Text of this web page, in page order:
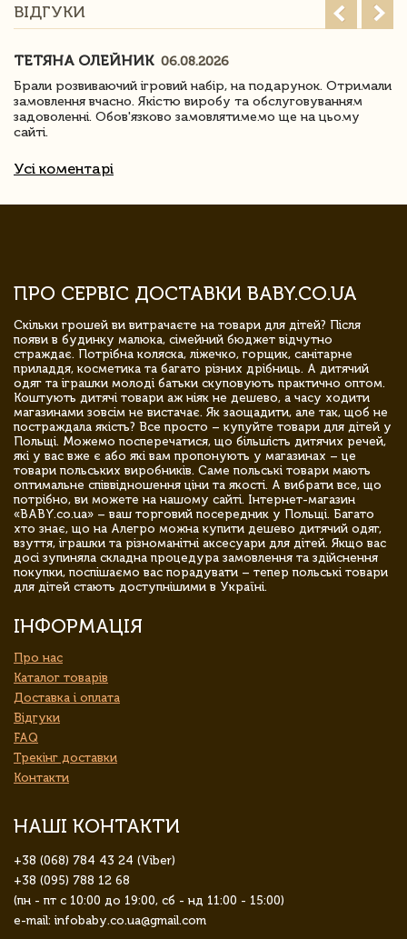
ВІДГУКИ
ТЕТЯНА ОЛЕЙНИК 06.08.2026
Брали розвиваючий ігровий набір, на подарунок. Отримали
замовлення вчасно. Якістю виробу та обслуговуванням
задоволенні. Обов'язково замовлятимемо ще на цьому
сайті.
Усі коментарі
ПРО СЕРВІС ДОСТАВКИ BABY.CO.UA
Скільки грошей ви витрачаєте на товари для дітей? Після
появи в будинку малюка, сімейний бюджет відчутно
страждає. Потрібна коляска, ліжечко, горщик, санітарне
приладдя, косметика та багато різних дрібниць. А дитячий
одяг та іграшки молоді батьки скуповують практично оптом.
Коштують дитячі товари аж ніяк не дешево, а часу ходити
магазинами зовсім не вистачає. Як заощадити, але так, щоб не
постраждала якість? Все просто – купуйте товари для дітей у
Польщі. Можемо посперечатися, що більшість дитячих речей,
які у вас вже є або які вам пропонують у магазинах – це
товари польських виробників. Саме польські товари мають
оптимальне співвідношення ціни та якості. А вибрати все, що
потрібно, ви можете на нашому сайті. Інтернет-магазин
«BABY.co.ua» – ваш торговий посередник у Польщі. Багато
хто знає, що на Алегро можна купити дешево дитячий одяг,
взуття, іграшки та різноманітні аксесуари для дітей. Якщо вас
досі зупиняла складна процедура замовлення та здійснення
покупки, поспішаємо вас порадувати – тепер польські товари
для дітей стають доступнішими в Україні.
ІНФОРМАЦІЯ
Про нас
Каталог товарів
Доставка і оплата
Відгуки
FAQ
Трекінг доставки
Контакти
НАШІ КОНТАКТИ
+38 (068) 784 43 24 (Viber)
+38 (095) 788 12 68
(пн - пт с 10:00 до 19:00, сб - нд 11:00 - 15:00)
e-mail: infobaby.co.ua@gmail.com